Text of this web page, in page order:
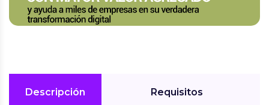
Descripción Requisitos